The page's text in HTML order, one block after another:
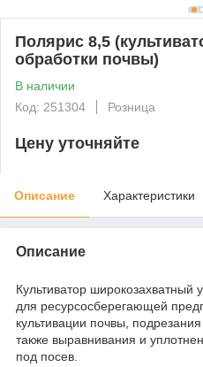
Полярис 8,5
обработки почвы)
В наличии
Код: 251304
Розница
Цену уточняйте
Описание Характеристики
Описание
Культиватор широкозахватный
для ресурсосберегающей
культивации почвы,
также выравнивания и
под посев.